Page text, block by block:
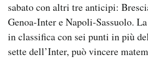
AREA PERSONALE
Area Personale
sabato con altri tre anticipi:
Genoa-Inter e Napoli-Sassuolo.
in classifica con sei punti in più
sette dell’Inter, può vincere